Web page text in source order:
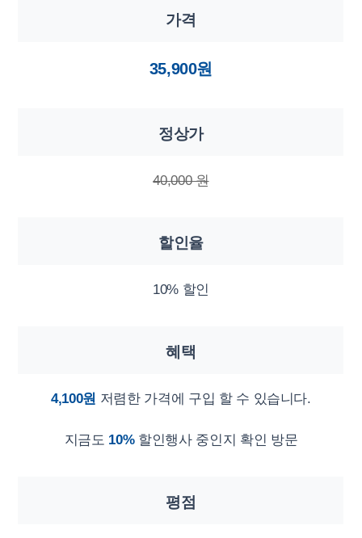
가격
35,900원
정상가
40,000 원
할인율
10% 할인
혜택
4,100원 저렴한 가격에 구입 할 수 있습니다.
지금도 10%할인행사 중인지 확인 방문
평점